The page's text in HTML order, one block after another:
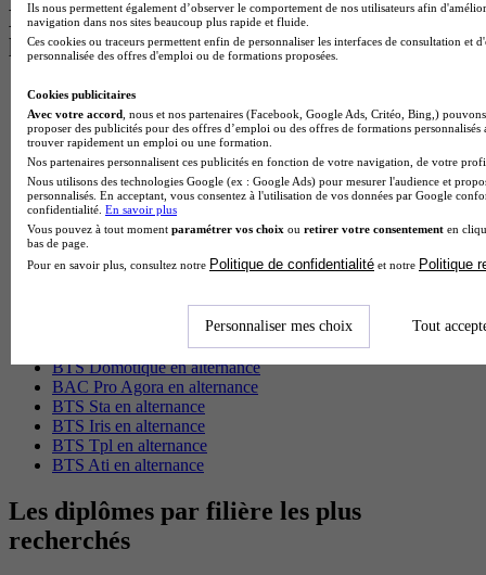
Les intitulés de diplôme par alternance
les plus recherchés
BTS Esf en alternance
BTS Dietetique en alternance
BTS Mco en alternance
BTS Pi en alternance
BTS Sp3s en alternance
Master CCA en alternance
BTS Ndrc en alternance
BTS Sam en alternance
Cap Fleuriste en alternance
BTS Sio en alternance
BTS Gpme en alternance
Cap Electricien en alternance
BTS Gpn en alternance
BTS Domotique en alternance
BAC Pro Agora en alternance
BTS Sta en alternance
BTS Iris en alternance
BTS Tpl en alternance
BTS Ati en alternance
Les diplômes par filière les plus
recherchés
Ils nous permettent également d’observer le comportement de nos utilisateurs afin
navigation dans nos sites beaucoup plus rapide et fluide.
Ces cookies ou traceurs permettent enfin de personnaliser les interfaces de consultation et
personnalisée des offres d'emploi ou de formations proposées.
Cookies publicitaires
Avec votre accord , nous et nos partenaires (Facebook, Google Ads, Critéo, Bing,)
proposer des publicités pour des offres d’emploi ou des offres de formations
trouver rapidement un emploi ou une formation.
Nos partenaires personnalisent ces publicités en fonction de votre navigation, de votre
Nous utilisons des technologies Google (ex : Google Ads) pour mesurer l'audience et
personnalisés. En acceptant, vous consentez à l'utilisation de vos données par Google
confidentialité. En savoir plus
Vous pouvez à tout moment paramétrer vos choix ou retirer votre consentement en
bas de page.
Pour en savoir plus, consultez notre Politique de confidentialité et notre Politique
Personnaliser mes choix Tout